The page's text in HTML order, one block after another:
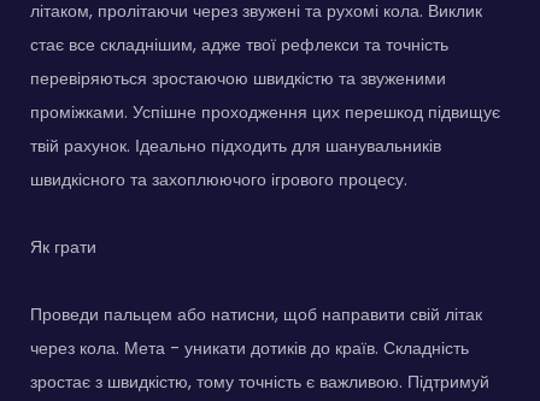
літаком, пролітаючи через звужені та рухомі кола. Виклик
стає все складнішим, адже твої рефлекси та точність
перевіряються зростаючою швидкістю та звуженими
проміжками. Успішне проходження цих перешкод підвищує
твій рахунок. Ідеально підходить для шанувальників
швидкісного та захоплюючого ігрового процесу.
Як грати
Проведи пальцем або натисни, щоб направити свій літак
через кола. Мета - уникати дотиків до країв. Складність
зростає з швидкістю, тому точність є важливою. Підтримуй